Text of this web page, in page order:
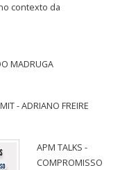
contexto da
MADRUGA
- ADRIANO FREIRE
APM TALKS -
COMPROMISSO